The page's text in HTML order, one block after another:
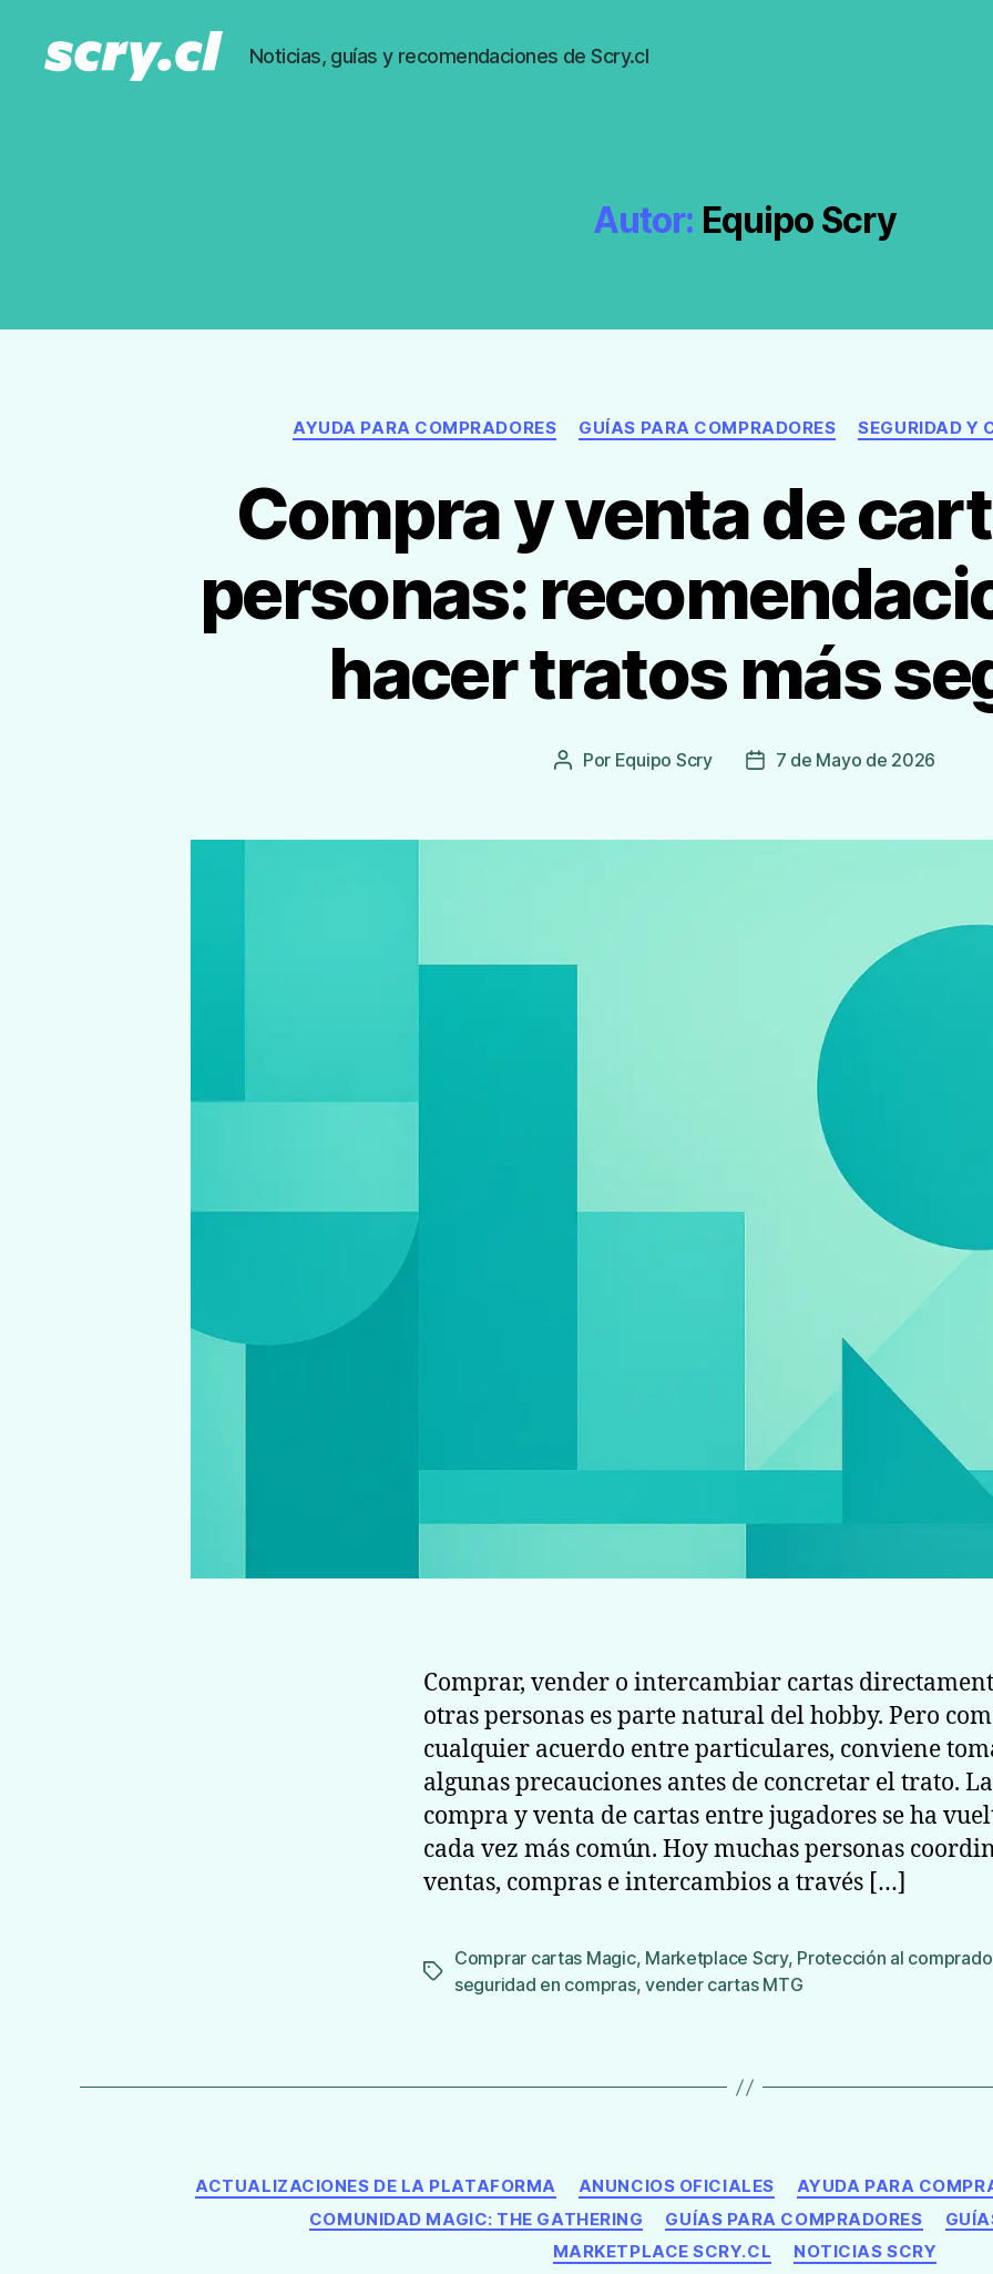
Noticias, guías y recomendaciones de Scry.cl
Autor: Equipo Scry
Categorías
AYUDA PARA COMPRADORES GUÍAS PARA COMPRADORES SEGURIDAD Y
Compra y venta de
personas:
hacer tratos más
Autor
Entrada
Por Equipo Scry
Fecha7 de Mayo de 2026
Comprar, vender o intercambiar cartas
otras personas es parte natural del hobby. Pero
cualquier acuerdo entre particulares, conviene
algunas precauciones antes de concretar el trato. La
compra y venta de cartas entre jugadores se ha
cada vez más común. Hoy muchas personas
ventas, compras e intercambios a través […]
Etiquetas
Comprar cartas Magic, Marketplace Scry, Protección al
seguridad en compras,vender cartas MTG
Categorías
ACTUALIZACIONES DE LA PLATAFORMA ANUNCIOS OFICIALES
AYUDA PARA
COMUNIDAD MAGIC: THE GATHERING
GUÍAS PARA COMPRADORES
MARKETPLACE SCRY.CL
NOTICIAS SCRY